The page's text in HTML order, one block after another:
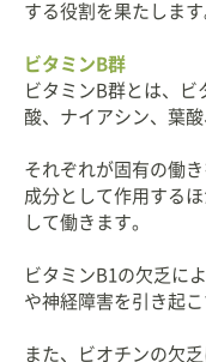
する役割を果たします
ビタミンB群
ビタミンB群とは、
酸、ナイアシン、葉
それぞれが固有の働
成分として作用する
して働きます。
ビタミンB1の欠乏に
や神経障害を引き起こ
また、ビオチンの欠